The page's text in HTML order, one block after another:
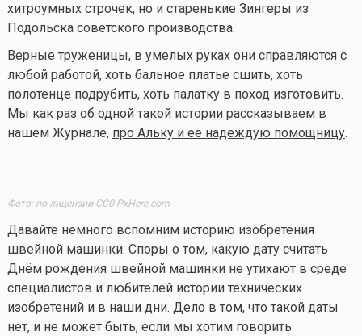
хитроумных строчек, но и старенькие Зингеры из
Подольска советского производства.
Верные труженицы, в умелых руках они справляются с
любой работой, хоть бальное платье сшить, хоть
полотенце подрубить, хоть палатку в поход изготовить.
Мы как раз об одной такой истории рассказываем в
нашем Журнале, про Альку и ее надеждую помощницу.
Фото: по лицензии CC0 PxHere.com
Давайте немного вспомним историю изобретения
швейной машинки. Споры о том, какую дату считать
Днём рождения швейной машинки не утихают в среде
специалистов и любителей истории технических
изобретений и в наши дни. Дело в том, что такой даты
нет, и не может быть, если мы хотим говорить